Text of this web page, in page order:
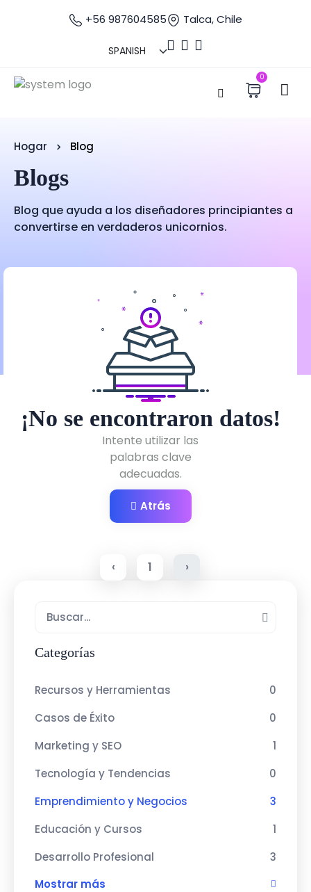
+56 987604585 Talca, Chile
0
Hogar Blog
Blogs
Blog que ayuda a los diseñadores principiantes a
convertirse en verdaderos unicornios.
¡No se encontraron datos!
Intente utilizar las
palabras clave
adecuadas.
Atrás
‹ 1 ›
Categorías
Recursos y Herramientas
0
Casos de Éxito
0
Marketing y SEO
1
Tecnología y Tendencias
0
Emprendimiento y Negocios
3
Educación y Cursos
1
Desarrollo Profesional
3
Mostrar más